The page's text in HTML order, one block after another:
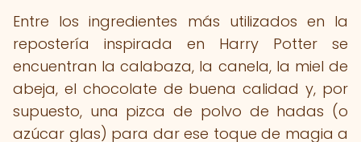
Entre los ingredientes más utilizados en la
repostería inspirada en Harry Potter se
encuentran la calabaza, la canela, la miel de
abeja, el chocolate de buena calidad y, por
supuesto, una pizca de polvo de hadas (o
azúcar glas) para dar ese toque de magia a